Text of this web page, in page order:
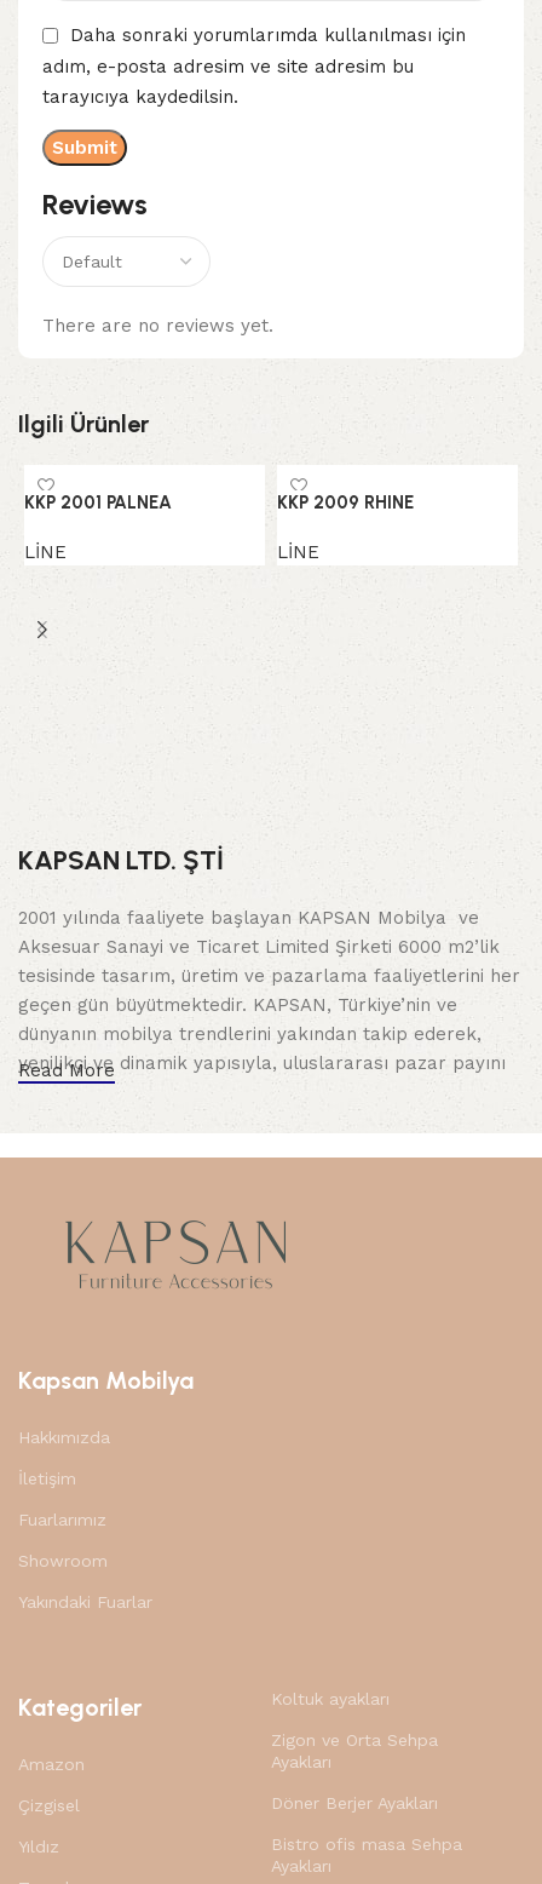
Reviews
There are no reviews yet.
Daha sonraki yorumlarımda kullanılması için
adım, e-posta adresim ve site adresim bu
tarayıcıya kaydedilsin.
Ilgili Ürünler
KKP 2001 PALNEA
LİNE
KKP 2009 RHINE
LİNE
KAPSAN LTD. ŞTİ
2001 yılında faaliyete başlayan KAPSAN Mobilya ve
Aksesuar Sanayi ve Ticaret Limited Şirketi 6000 m2’lik
tesisinde tasarım, üretim ve pazarlama faaliyetlerini her
geçen gün büyütmektedir. KAPSAN, Türkiye’nin ve
dünyanın mobilya trendlerini yakından takip ederek,
yenilikçi ve dinamik yapısıyla, uluslararası pazar payını
arttırarak yoluna devam etmektedir. 40’dan fazla
Kuruluşundan bugüne, edindiği tüm deneyimlerini kalite
anlayışına ekleyerek ilerleyen KAPSAN, uzun ömürlü ve
tasarım, hizmet ve ekolojik değerlere de saygı dahil tüm
teknolojilerine ve insan kaynaklarına yaptığı yatırımlarla
mobilya ve mobilya aksesuarları sektöründe her zaman
9001:2015 sertifikasıyla da tüm iş ortaklarına güven
vermektedir
Read More
Kapsan Mobilya
Hakkımızda
İletişim
Fuarlarımız
Showroom
Yakındaki Fuarlar
Kategoriler
Amazon
Çizgisel
Yıldız
Koltuk ayakları
Zigon ve Orta Sehpa
Ayakları
Döner Berjer Ayakları
Bistro ofis masa Sehpa
Ayakları